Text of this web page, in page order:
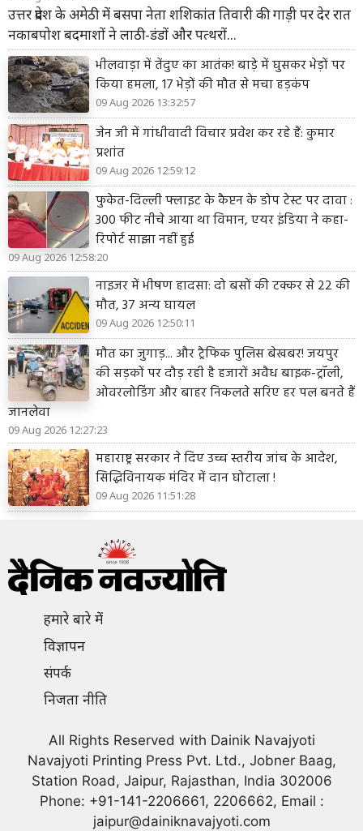
उत्तर प्रदेश के अमेठी में बसपा नेता शशिकांत तिवारी की गाड़ी पर देर रात
नकाबपोश बदमाशों ने लाठी-डंडों और पत्थरों...
भीलवाड़ा में तेंदुए का आतंक! बाड़े में घुसकर भेड़ों पर
किया हमला, 17 भेड़ों की मौत से मचा हड़कंप
09 Aug 2026 13:32:57
जेन जी में गांधीवादी विचार प्रवेश कर रहे हैं: कुमार
प्रशांत
09 Aug 2026 12:59:12
फुकेत-दिल्ली फ्लाइट के कैप्टन के डोप टेस्ट पर दावा :
300 फीट नीचे आया था विमान, एयर इंडिया ने कहा-
रिपोर्ट साझा नहीं हुई
09 Aug 2026 12:58:20
नाइजर में भीषण हादसा: दो बसों की टक्कर से 22 की
मौत, 37 अन्य घायल
09 Aug 2026 12:50:11
मौत का जुगाड़... और ट्रैफिक पुलिस बेखबर! जयपुर
की सड़कों पर दौड़ रही है हजारों अवैध बाइक-ट्रॉली,
ओवरलोडिंग और बाहर निकलते सरिए हर पल बनते हैं
जानलेवा
09 Aug 2026 12:27:23
महाराष्ट्र सरकार ने दिए उच्च स्तरीय जांच के आदेश,
सिद्धिविनायक मंदिर में दान घोटाला !
09 Aug 2026 11:51:28
हमारे बारे में
विज्ञापन
संपर्क
निजता नीति
All Rights Reserved with Dainik Navajyoti
Navajyoti Printing Press Pvt. Ltd., Jobner Baag,
Station Road, Jaipur, Rajasthan, India 302006
Phone: +91-141-2206661, 2206662, Email :
jaipur@dainiknavajyoti.com